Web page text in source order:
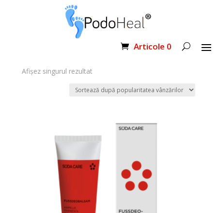
Articole 0
/ Produse etichetate „deobalsam”
Afișez singurul rezultat